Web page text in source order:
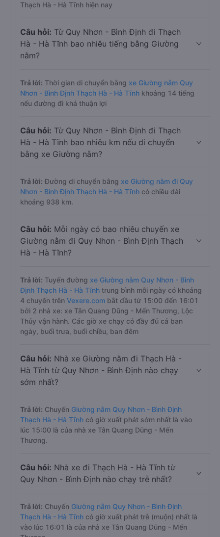
Thạch Hà - Hà Tĩnh hiện nay
Câu hỏi: Từ Quy Nhơn - Bình Định đi Thạch
Hà - Hà Tĩnh bao nhiêu tiếng bằng Giường
nằm?
Trả lời: Thời gian di chuyển bằng xe Giường nằm Quy
Nhơn - Bình Định Thạch Hà - Hà Tĩnh khoảng 14 tiếng
nếu đường đi khá thuận lợi
Câu hỏi: Từ Quy Nhơn - Bình Định đi Thạch
Hà - Hà Tĩnh bao nhiêu km nếu di chuyển
bằng xe Giường nằm?
Trả lời: Đường di chuyển bằng xe Giường nằm đi Quy
Nhơn - Bình Định Thạch Hà - Hà Tĩnh có chiều dài
khoảng 938 km.
Câu hỏi: Mỗi ngày có bao nhiêu chuyến xe
Giường nằm đi Quy Nhơn - Bình Định Thạch
Hà - Hà Tĩnh?
Trả lời: Tuyến đường xe Giường nằm Quy Nhơn - Bình
Định Thạch Hà - Hà Tĩnh trung bình mỗi ngày có khoảng
4 chuyến trên Vexere.com bắt đầu từ 15:00 đến 16:01
bởi 2 nhà xe: xe Tân Quang Dũng - Mến Thương, Lộc
Thủy vận hành. Các giờ xe chạy có đầy đủ cả ban
ngày, buổi trưa, buổi chiều, ban đêm
Câu hỏi: Nhà xe Giường nằm đi Thạch Hà -
Hà Tĩnh từ Quy Nhơn - Bình Định nào chạy
sớm nhất?
Trả lời: Chuyến Giường nằm Quy Nhơn - Bình Định
Thạch Hà - Hà Tĩnh có giờ xuất phát sớm nhất là vào
lúc 15:00 là của nhà xe Tân Quang Dũng - Mến
Thương.
Câu hỏi: Nhà xe đi Thạch Hà - Hà Tĩnh từ
Quy Nhơn - Bình Định nào chạy trễ nhất?
Trả lời: Chuyến Giường nằm Quy Nhơn - Bình Định
Thạch Hà - Hà Tĩnh có giờ xuất phát trễ (muộn) nhất là
vào lúc 16:01 là của nhà xe Tân Quang Dũng - Mến